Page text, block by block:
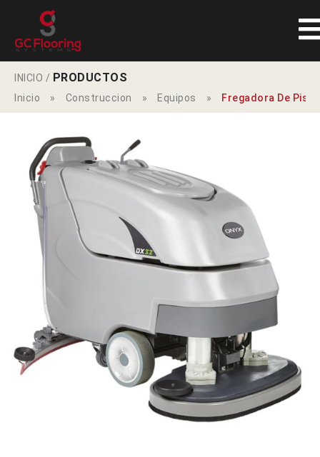
INICIO / PRODUCTOS
Inicio » Construccion » Equipos » Fregadora De